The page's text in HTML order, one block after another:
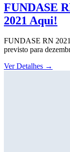
FUNDASE
2021 Aqui!
FUNDASE RN
previsto para
Ver Detalhes →